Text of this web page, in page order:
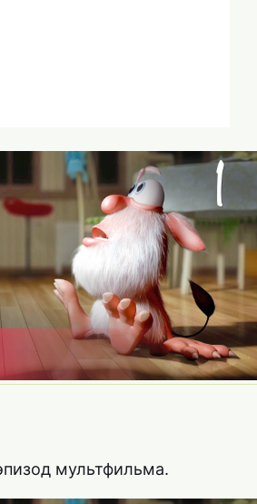
мультфильма.